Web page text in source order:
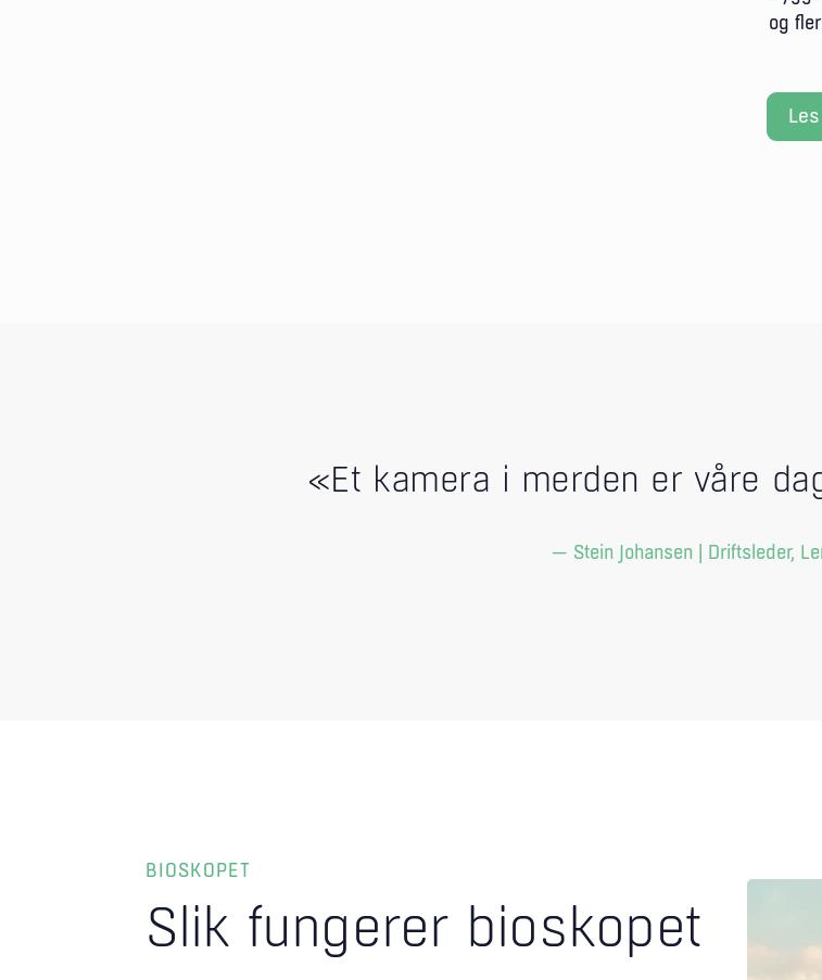
og
«Et kamera i merden er våre
— Stein Johansen | Driftsleder,
BIOSKOPET
Slik fungerer bioskopet